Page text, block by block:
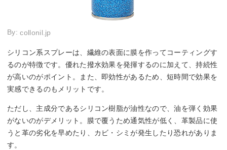
By:collonil.jp
シリコン系スプレーは、繊維の表面に膜を作ってコーティングす
るのが特徴です。優れた撥水効果を発揮するのに加えて、持続性
が高いのがポイント。また、即効性があるため、短時間で効果を
実感できるのもメリットです。
ただし、主成分であるシリコン樹脂が油性なので、油を弾く効果
がないのがデメリット。膜で覆うため通気性が低く、革製品に使
うと革の劣化を早めたり、カビ・シミが発生したり恐れがありま
す。